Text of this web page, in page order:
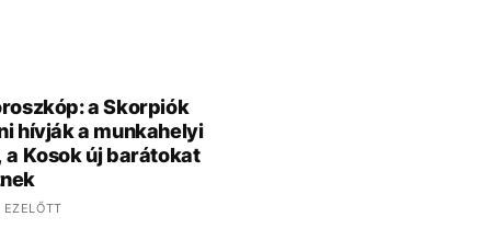
a Skorpiók
hívják a munkahelyi
a Kosok új barátokat